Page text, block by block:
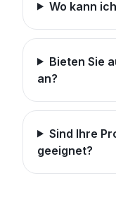
Wo kann
Bieten Sie
an?
Sind Ihre
geeignet?